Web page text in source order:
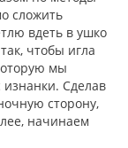
сложить
вдеть в ушко
чтобы игла
мы
Сделав
сторону,
начинаем